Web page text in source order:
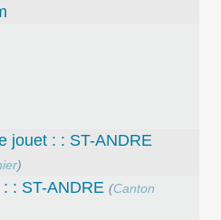
jouet : : ST-ANDRE
)
: ST-ANDRE (Canton